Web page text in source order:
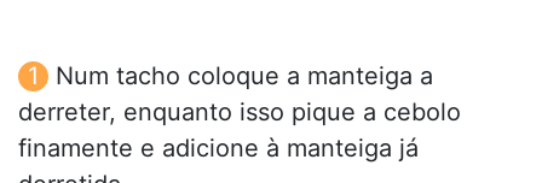
Num tacho coloque a manteiga a
derreter, enquanto isso pique a cebolo
finamente e adicione à manteiga já